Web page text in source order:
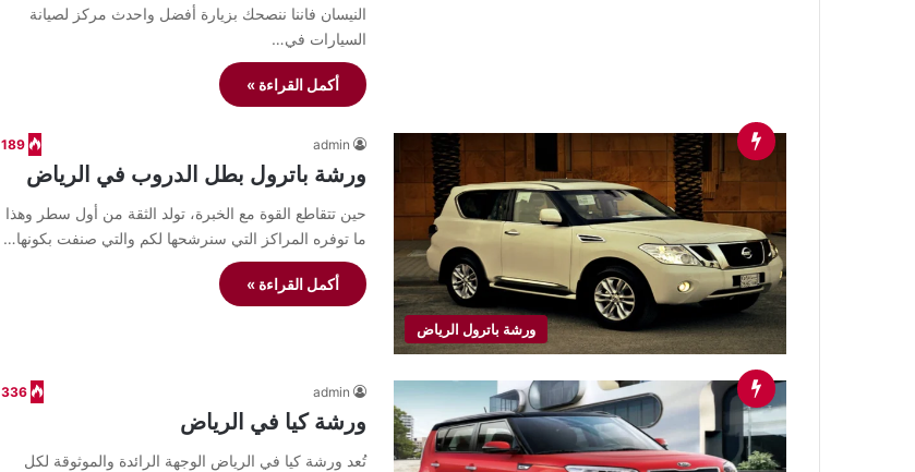
النيسان فاننا ننصحك بزيارة أفضل واحدث مركز لصيانة
السيارات في…
أكمل القراءة »
ورشة باترول الرياض
admin
189
ورشة باترول بطل الدروب في الرياض
حين تتقاطع القوة مع الخبرة، تولد الثقة من أول سطر وهذا
ما توفره المراكز التي سنرشحها لكم والتي صنفت بكونها…
أكمل القراءة »
admin
336
ورشة كيا في الرياض
تُعد ورشة كيا في الرياض الوجهة الرائدة والموثوقة لكل